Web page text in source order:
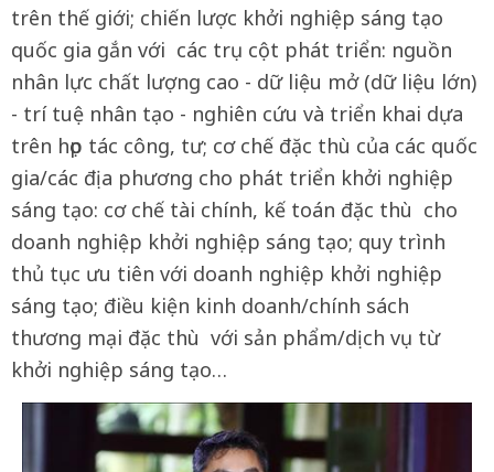
trên thế giới; chiến lược khởi nghiệp sáng tạo
quốc gia gắn với các trụ cột phát triển: nguồn
nhân lực chất lượng cao - dữ liệu mở (dữ liệu lớn)
- trí tuệ nhân tạo - nghiên cứu và triển khai dựa
trên họp tác công, tư; cơ chế đặc thù của các quốc
gia/các địa phương cho phát triển khởi nghiệp
sáng tạo: cơ chế tài chính, kế toán đặc thù cho
doanh nghiệp khởi nghiệp sáng tạo; quy trình
thủ tục ưu tiên với doanh nghiệp khởi nghiệp
sáng tạo; điều kiện kinh doanh/chính sách
thương mại đặc thù với sản phẩm/dịch vụ từ
khởi nghiệp sáng tạo…